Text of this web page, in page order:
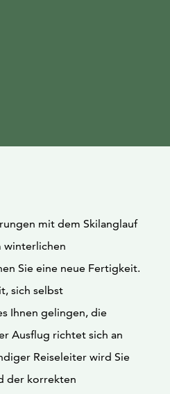
mit dem Skilanglauf
winterlichen
Sie eine neue Fertigkeit.
sich selbst
Ihnen gelingen, die
Ausflug richtet sich an
Reiseleiter wird Sie
der korrekten